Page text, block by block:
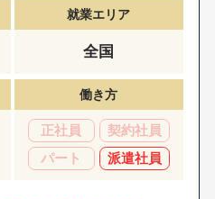
就業エリア
全国
働き方
正社員
契約社員
パート
派遣社員